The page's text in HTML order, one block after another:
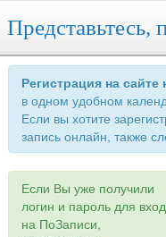
Представьтесь,
Регистрация на
в одном удобном
Если вы хотите
запись онлайн, также
Если Вы уже получили
логин и пароль для
на ПоЗаписи,